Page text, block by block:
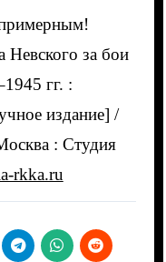
Невского за бои
гг. :
издание] /
: Студия
rkka.ru